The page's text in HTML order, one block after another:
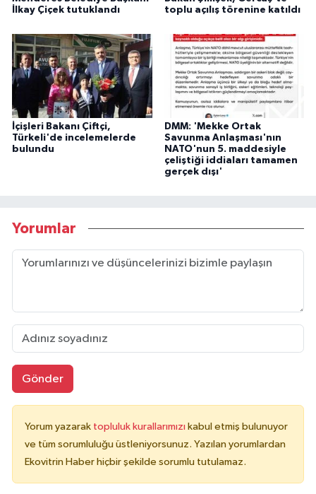
İlkay Çiçek tutuklandı
toplu açılış törenine katıldı
İçişleri Bakanı Çiftçi,
Türkeli'de incelemelerde
bulundu
DMM: 'Mekke Ortak
Savunma Anlaşması'nın
NATO'nun 5. maddesiyle
çeliştiği iddiaları tamamen
gerçek dışı'
Yorumlar
Gönder
Yorum yazarak topluluk kurallarımızı kabul etmiş bulunuyor
ve tüm sorumluluğu üstleniyorsunuz. Yazılan yorumlardan
Ekovitrin Haber hiçbir şekilde sorumlu tutulamaz.